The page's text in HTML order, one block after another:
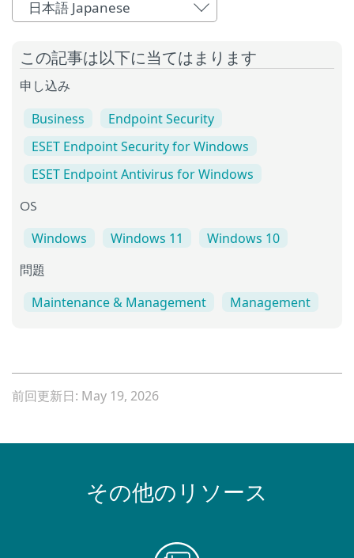
日本語 Japanese
この記事は以下に当てはまります
申し込み
Business
Endpoint Security
ESET Endpoint Security for Windows
ESET Endpoint Antivirus for Windows
OS
Windows Windows 11 Windows 10
問題
Maintenance & Management Management
前回更新日: May 19, 2026
その他のリソース